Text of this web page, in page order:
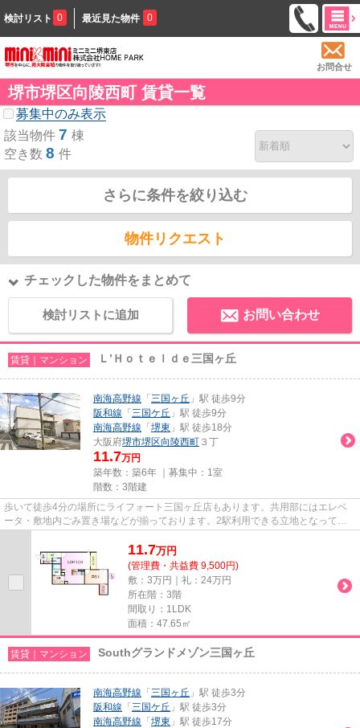
検討リスト 0 最近見た物件 0
お問合せ
堺市堺区向陵西町 賃貸一覧
募集中のみ表示
該当物件 7 棟
空き数 8 件
さらに条件を絞り込む
物件リクエスト
チェックした物件をまとめて
検討リストに追加 お問い合わせ
賃貸｜マンション Ｌ’Ｈｏｔｅｌｄｅ三国ヶ丘
南海高野線 「 三国ヶ丘 」駅 徒歩9分
阪和線 「 三国ケ丘 」駅 徒歩9分
南海高野線 「 堺東 」駅 徒歩18分
大阪府堺市堺区向陵西町 ３丁
11.7万円
築年数：築6年 ｜募集中： 1室
階数：3階建
歩いて徒歩4分の場所にライフォート三国ヶ丘店もあります。共用部にはエレベ
ータ・敷地内ごみ置き場などが揃っております。2駅利用できる立地となってい
11.7万円
(管理費・共益費 9,500円)
敷：3万円｜礼：24万円
所在階：3階
間取り：1LDK
面積：47.65㎡
賃貸｜マンション Southグランドメゾン三国ヶ丘
南海高野線 「 三国ヶ丘 」駅 徒歩3分
阪和線 「 三国ケ丘 」駅 徒歩3分
南海高野線 「 堺東 」駅 徒歩17分